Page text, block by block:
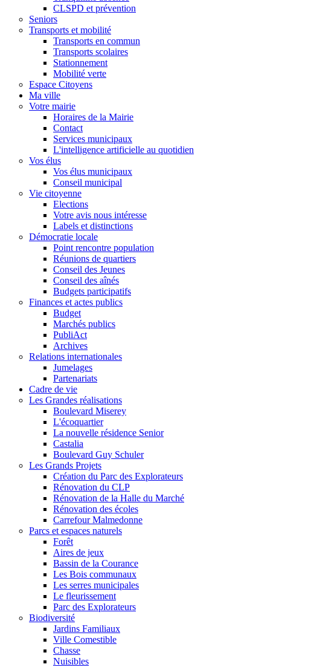
CLSPD et prévention
Seniors
Transports et mobilité
Transports en commun
Transports scolaires
Stationnement
Mobilité verte
Espace Citoyens
Ma ville
Votre mairie
Horaires de la Mairie
Contact
Services municipaux
L'intelligence artificielle au quotidien
Vos élus
Vos élus municipaux
Conseil municipal
Vie citoyenne
Elections
Votre avis nous intéresse
Labels et distinctions
Démocratie locale
Point rencontre population
Réunions de quartiers
Conseil des Jeunes
Conseil des aînés
Budgets participatifs
Finances et actes publics
Budget
Marchés publics
PubliAct
Archives
Relations internationales
Jumelages
Partenariats
Cadre de vie
Les Grandes réalisations
Boulevard Miserey
L'écoquartier
La nouvelle résidence Senior
Castalia
Boulevard Guy Schuler
Les Grands Projets
Création du Parc des Explorateurs
Rénovation du CLP
Rénovation de la Halle du Marché
Rénovation des écoles
Carrefour Malmedonne
Parcs et espaces naturels
Forêt
Aires de jeux
Bassin de la Courance
Les Bois communaux
Les serres municipales
Le fleurissement
Parc des Explorateurs
Biodiversité
Jardins Familiaux
Ville Comestible
Chasse
Nuisibles